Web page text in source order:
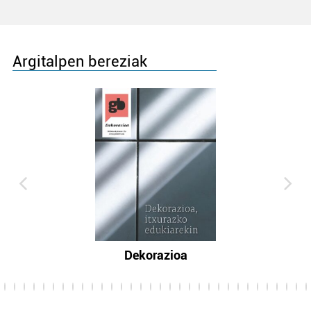
Argitalpen bereziak
Dekorazioa